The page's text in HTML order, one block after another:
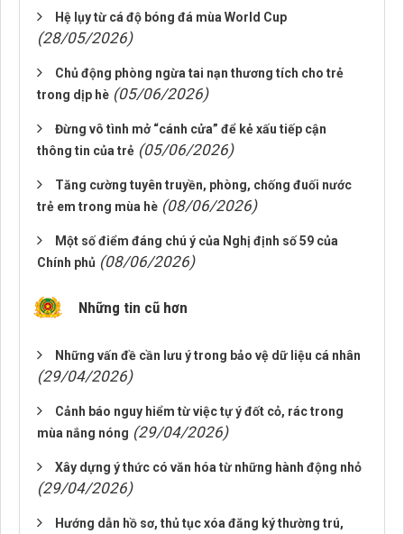
Hệ lụy từ cá độ bóng đá mùa World Cup
(28/05/2026)
Chủ động phòng ngừa tai nạn thương tích cho trẻ
trong dịp hè (05/06/2026)
Đừng vô tình mở “cánh cửa” để kẻ xấu tiếp cận
thông tin của trẻ (05/06/2026)
Tăng cường tuyên truyền, phòng, chống đuối nước
trẻ em trong mùa hè (08/06/2026)
Một số điểm đáng chú ý của Nghị định số 59 của
Chính phủ (08/06/2026)
Những tin cũ hơn
Những vấn đề cần lưu ý trong bảo vệ dữ liệu cá nhân
(29/04/2026)
Cảnh báo nguy hiểm từ việc tự ý đốt cỏ, rác trong
mùa nắng nóng (29/04/2026)
Xây dựng ý thức có văn hóa từ những hành động nhỏ
(29/04/2026)
Hướng dẫn hồ sơ, thủ tục xóa đăng ký thường trú,